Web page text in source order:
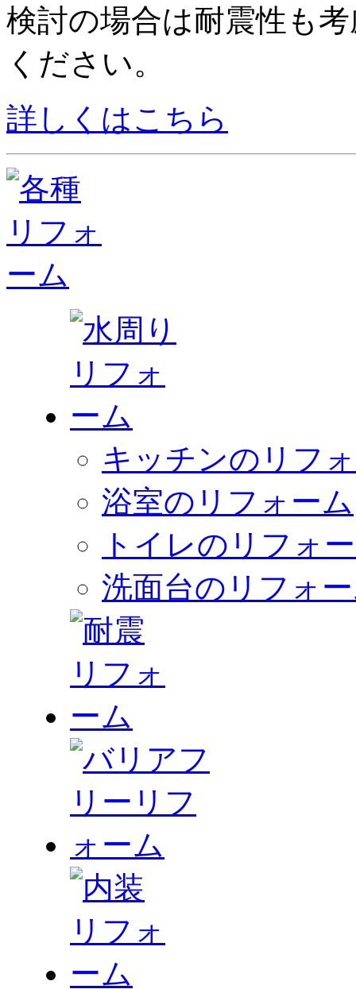
検討の場合は耐震性も
ください。
詳しくはこちら
キッチンのリフ
浴室のリフォーム
トイレのリフォ
洗面台のリフォ